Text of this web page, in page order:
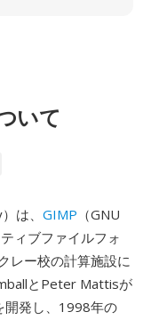
いて
は、 GIMP （GNU
ィブファイルフォ
レー校の計算施設に
とPeter Mattisが
開発し、1998年の